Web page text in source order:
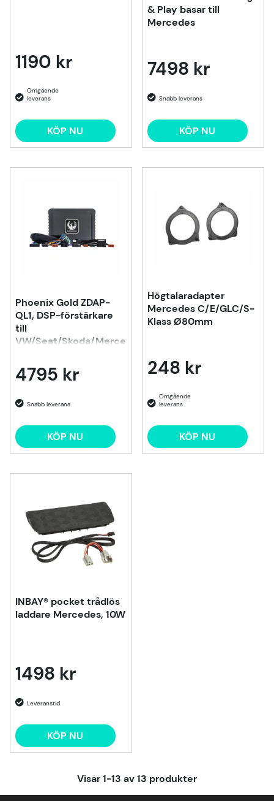
1190 kr
KÖP NU
& Play basar till
Mercedes
7498 kr
KÖP NU
Phoenix Gold ZDAP-
QL1, DSP-förstärkare
till
VW/Seat/Skoda/Mercedes
4795 kr
KÖP NU
Högtalaradapter
Mercedes C/E/GLC/S-
Klass Ø80mm
248 kr
KÖP NU
INBAY® pocket trådlös
laddare Mercedes, 10W
1498 kr
KÖP NU
Visar1-13 av13 produkter